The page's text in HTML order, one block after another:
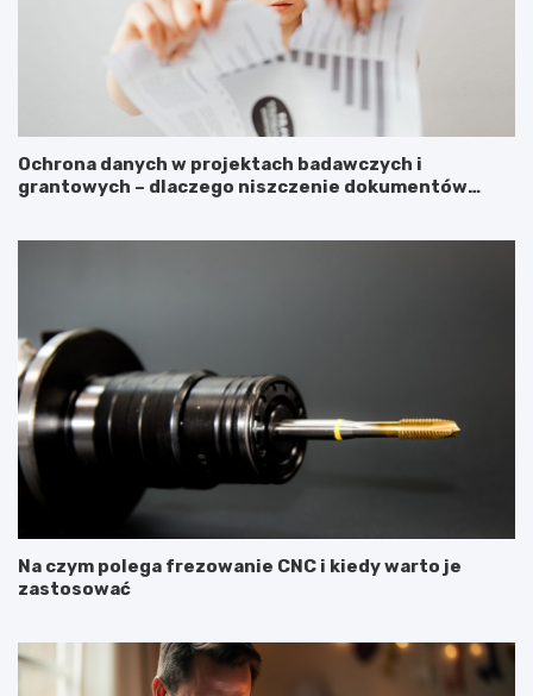
Ochrona danych w projektach badawczych i
grantowych – dlaczego niszczenie dokumentów
Na czym polega frezowanie CNC i kiedy warto je
zastosować